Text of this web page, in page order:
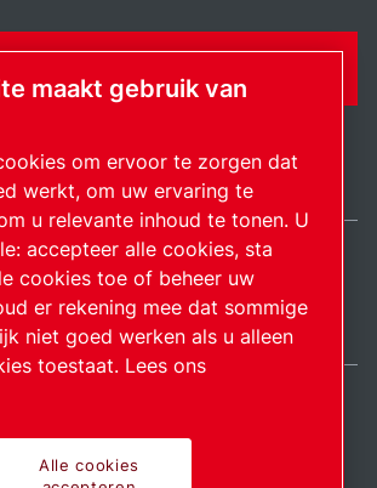
beheren© 2026 Auteursrecht.
Netherlands / NL
maakt gebruik van
om ervoor te zorgen dat
werkt, om uw ervaring te
u relevante inhoud te tonen. U
accepteer alle cookies, sta
cookies toe of beheer uw
er rekening mee dat sommige
niet goed werken als u alleen
toestaat. Lees ons
Alle cookies